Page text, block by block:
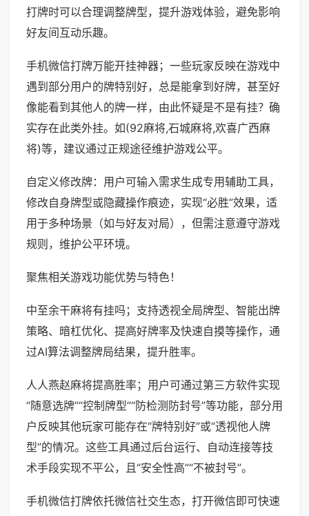
打牌时可以合理调整牌型，提升游戏体验，避免影响
好友间互动乐趣。
手机微信打牌万能开挂神器；一些玩家反映在游戏中
遇到部分用户的牌特别好，总是能拿到好牌，甚至好
像能看到其他人的牌一样，由此怀疑是不是有挂？确
实存在此类外挂。如(92麻将,石城麻将,欢喜广西麻
将)等，建议通过正规途径维护游戏公平。
自定义修改牌：用户可输入需求生成专用辅助工具，
修改自身牌型或隐藏操作痕迹，实现“必胜”效果，适
用于多种场景（如与好友对局），但需注意遵守游戏
规则，维护公平环境。
聚焦相关游戏功能优势与特色！
中至余干麻将有挂吗；支持透视全局牌型、智能出牌
策略、暗杠优化、提高好牌率及快速自摸等操作，通
过AI算法调整牌局结果，提升胜率。
人人燕赵麻将提高胜率；用户可通过第三方软件实现
“随意选牌”“控制牌型”“防检测防封号”等功能，部分用
户反映其他玩家可能存在“牌特别好”或“透视他人牌
型”的情况。这些工具通过后台运行、自动连接等技
术手段实现不平公，且“安全性高”“不被封号”。
手机微信打牌依托微信社交生态，打开微信即可快速